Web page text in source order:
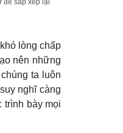
để sắp xếp lại
lòng chấp
nên những
ta luôn
nghĩ càng
trình bày mọi